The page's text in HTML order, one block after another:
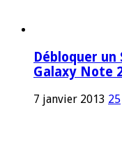
Débloquer un
Galaxy Note
7 janvier 2013 25